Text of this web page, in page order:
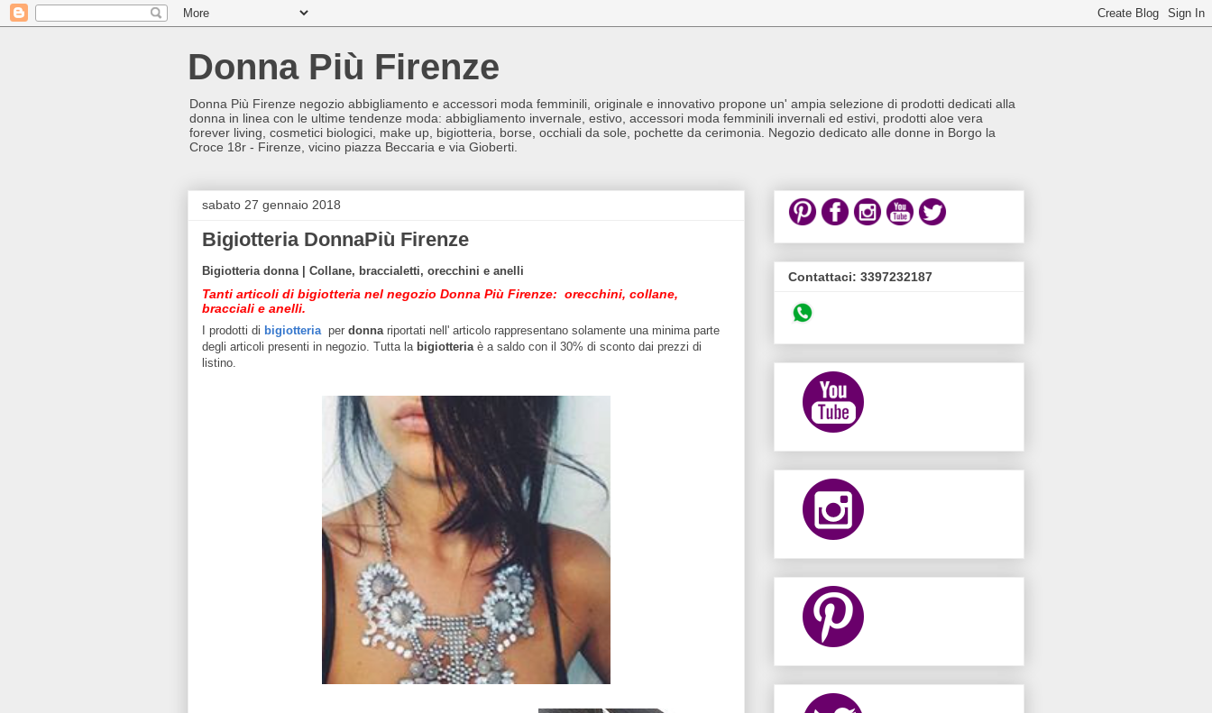
Donna Più Firenze
Donna Più Firenze negozio abbigliamento e accessori moda femminili, originale e innovativo propone un' ampia selezione di prodotti dedicati alla
donna in linea con le ultime tendenze moda: abbigliamento invernale, estivo, accessori moda femminili invernali ed estivi, prodotti aloe vera
forever living, cosmetici biologici, make up, bigiotteria, borse, occhiali da sole, pochette da cerimonia. Negozio dedicato alle donne in Borgo la
Croce 18r - Firenze, vicino piazza Beccaria e via Gioberti.
sabato 27 gennaio 2018
Bigiotteria DonnaPiù Firenze
Bigiotteria donna | Collane, braccialetti, orecchini e anelli
Tanti articoli di bigiotteria nel negozio Donna Più Firenze: orecchini, collane,
bracciali e anelli.
I prodotti di bigiotteria per donna riportati nell' articolo rappresentano solamente una minima parte
degli articoli presenti in negozio. Tutta labigiotteriaè a saldo con il 30% di sconto dai prezzi di
listino.
Contattaci: 3397232187